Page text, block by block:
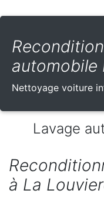
automobile
Nettoyage voiture
Lavage
à La